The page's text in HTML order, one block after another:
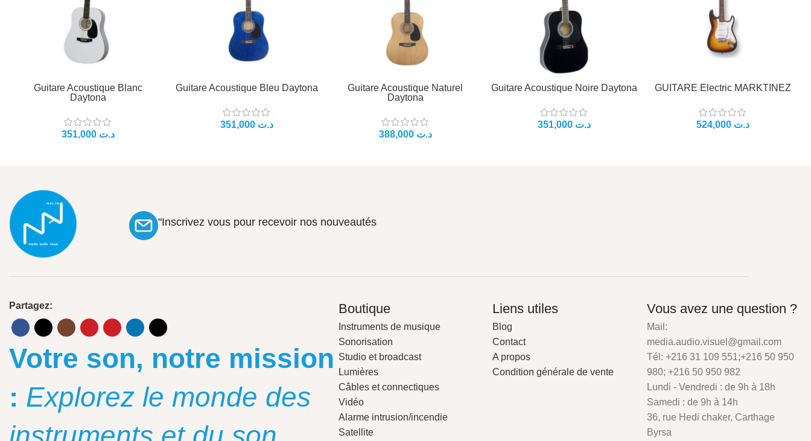
Guitare Acoustique Blanc
Daytona
د.ت
Guitare Acoustique Bleu Daytona
د.ت
Guitare Acoustique Naturel
Daytona
د.ت
Guitare Acoustique Noire Daytona
د.ت
GUITARE Electric MARKTINEZ
د.ت
"Inscrivez vous pour recevoir nos nouveautés
Partagez:
Votre son, notre mission
: Explorez le monde des
Boutique
Instruments de musique
Sonorisation
Studio et broadcast
Lumières
Câbles et connectiques
Vidéo
Alarme intrusion/incendie
Satellite
Liens utiles
Blog
Contact
A propos
Condition générale de vente
Vous avez une question ?
Mail:
media.audio.visuel@gmail.com
Tél: +216 31 109 551;+216 50 950
980; +216 50 950 982
Lundi - Vendredi : de 9h à 18h
Samedi : de 9h à 14h
36, rue Hedi chaker, Carthage
Byrsa